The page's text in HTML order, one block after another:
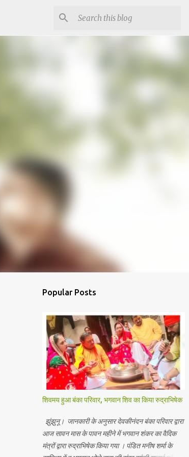
Popular Posts
शिवमय हुआ बंका परिवार, भगवान शिव का किया रुद्राभिषेक
झुंझुनू। जानकारी के अनुसार देवकीनंदन बंका परिवार द्वारा
आज सावन मास के पावन महीने में भगवान शंकर का वैदिक
मंत्रों द्वारा रुद्राभिषेक किया गया । पंडित मनीष शर्मा के